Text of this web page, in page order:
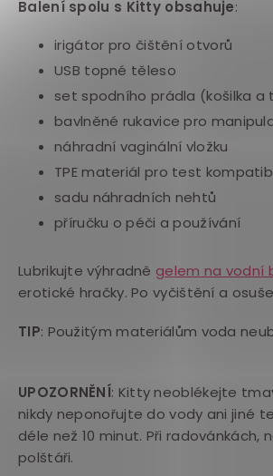
Balení spolu s Kitty obsahuje:
irigátor pro čištění otvorů
USB topné těleso
set spodního prádla (košilka a
bavlněné rukavice pro
náhradní vaginální vložku
TPE materiál pro test
sadu náhradních nehtů
příručku o péči a používání
Lubrikujte výhradně gelem na vodní
erotické hračky. Po vyčištění a
TIP: Použitým materiálům voda
UPOZORNĚNÍ: Kitty neoblékejte
nikdy neponořujte do vody ani jiné
déle než 10 minut. Při
polštáři.